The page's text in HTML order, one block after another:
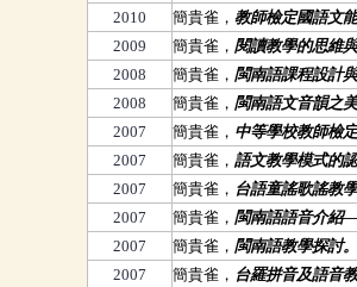
2010
簡貴雀， 教師檢定國語文
2009
簡貴雀， 閱讀教學的思維
2008
簡貴雀， 閩南語課程設計與
2008
簡貴雀， 閩南語文音韻之
2007
簡貴雀， 中等學校教師檢
2007
簡貴雀， 語文教學模式的認
2007
簡貴雀， 台語童謠歌謠教學
2007
簡貴雀， 閩南語語音介紹—
2007
簡貴雀， 閩南語教學探討。
2007
簡貴雀， 台羅拼音及語音